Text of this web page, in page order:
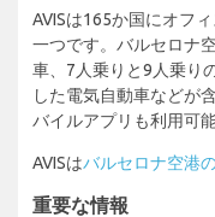
AVISは165か国にオフ
一つです。バルセロナ
車、7人乗りと9人乗り
した電気自動車などが
バイルアプリも利用可能
AVISはバルセロナ空港
重要な情報